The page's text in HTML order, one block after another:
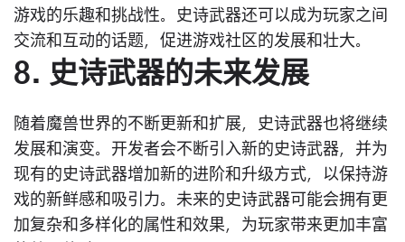
游戏的乐趣和挑战性。史诗武器还可以成为玩家之间
交流和互动的话题，促进游戏社区的发展和壮大。
8. 史诗武器的未来发展
随着魔兽世界的不断更新和扩展，史诗武器也将继续
发展和演变。开发者会不断引入新的史诗武器，并为
现有的史诗武器增加新的进阶和升级方式，以保持游
戏的新鲜感和吸引力。未来的史诗武器可能会拥有更
加复杂和多样化的属性和效果，为玩家带来更加丰富